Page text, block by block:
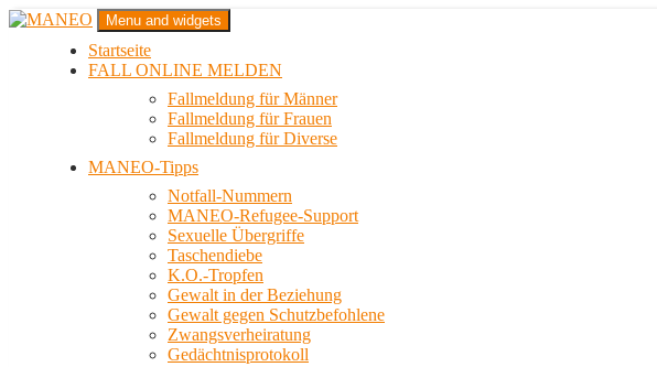
Zum
MANEO
Das schwule Anti-Gewalt-Projekt in Berlin
Menu and widgets
Startseite
FALL ONLINE MELDEN
Fallmeldung für Männer
Fallmeldung für Frauen
Fallmeldung für Diverse
MANEO-Tipps
Notfall-Nummern
MANEO-Refugee-Support
Sexuelle Übergriffe
Taschendiebe
K.O.-Tropfen
Gewalt in der Beziehung
Gewalt gegen Schutzbefohlene
Zwangsverheiratung
Gedächtnisprotokoll